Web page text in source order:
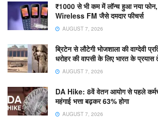
₹1000 से भी कम में लॉन्च हुआ नया
Wireless FM जैसे दमदार फीचर्स
AUGUST 7, 2026
ब्रिटेन से लौटेगी भोजशाला की वाग्देवी
धरोहर की वापसी के लिए भारत के
AUGUST 7, 2026
DA Hike: 8वें वेतन आयोग से पहले
महंगाई भत्ता बढ़कर 63% होगा
AUGUST 7, 2026